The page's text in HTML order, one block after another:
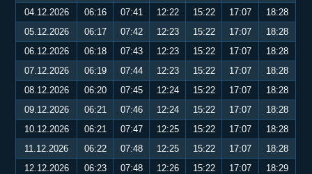
04.12.2026 06:16 07:41 12:22 15:22 17:07
18:28
05.12.2026
06:17 07:42 12:23 15:22 17:07
18:28
06.12.2026
06:18 07:43 12:23 15:22 17:07
18:28
07.12.2026
06:19 07:44 12:23 15:22 17:07
18:28
08.12.2026
06:20 07:45 12:24 15:22 17:07
18:28
09.12.2026
06:21 07:46 12:24 15:22 17:07
18:28
10.12.2026
06:21 07:47 12:25 15:22 17:07
18:28
11.12.2026
06:22 07:48 12:25 15:22 17:07
18:28
12.12.2026
06:23 07:48 12:26 15:22 17:07
18:29